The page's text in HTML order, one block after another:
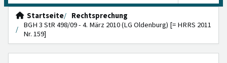
Startseite
Rechtsprechung
BGH 3 StR 498/09 - 4. März 2010 (LG Oldenburg) [= HRRS 2011
Nr. 159]